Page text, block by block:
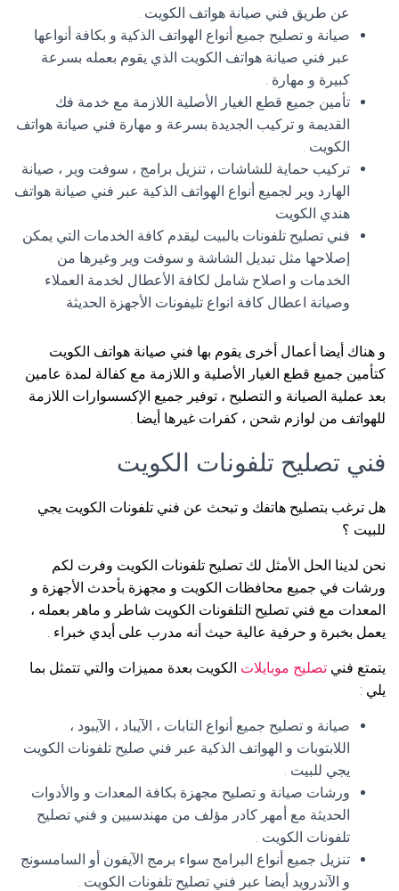
عن طريق فني صيانة هواتف الكويت .
صيانة و تصليح جميع أنواع الهواتف الذكية و بكافة أنواعها
عبر فني صيانة هواتف الكويت الذي يقوم بعمله بسرعة
كبيرة و مهارة .
تأمين جميع قطع الغيار الأصلية اللازمة مع خدمة فك
القديمة و تركيب الجديدة بسرعة و مهارة فني صيانة هواتف
الكويت .
تركيب حماية للشاشات ، تنزيل برامج ، سوفت وير ، صيانة
الهارد وير لجميع أنواع الهواتف الذكية عبر فني صيانة هواتف
هندي الكويت
فني تصليح تلفونات بالبيت ليقدم كافة الخدمات التي يمكن
إصلاحها مثل تبديل الشاشة و سوفت وير وغيرها من
الخدمات و اصلاح شامل لكافة الأعطال لخدمة العملاء
وصيانة اعطال كافة انواع تليفونات الأجهزة الحديثة
و هناك أيضا أعمال أخرى يقوم بها فني صيانة هواتف الكويت
كتأمين جميع قطع الغيار الأصلية و اللازمة مع كفالة لمدة عامين
بعد عملية الصيانة و التصليح ، توفير جميع الإكسسوارات اللازمة
للهواتف من لوازم شحن ، كفرات غيرها أيضا .
فني تصليح تلفونات الكويت
هل ترغب بتصليح هاتفك و تبحث عن فني تلفونات الكويت يجي
للبيت ؟
نحن لدينا الحل الأمثل لك تصليح تلفونات الكويت وفرت لكم
ورشات في جميع محافظات الكويت و مجهزة بأحدث الأجهزة و
المعدات مع فني تصليح التلفونات الكويت شاطر و ماهر بعمله ،
يعمل بخبرة و حرفية عالية حيث أنه مدرب على أيدي خبراء .
يتمتع فني تصليح موبايلات الكويت بعدة مميزات والتي تتمثل بما
يلي :
صيانة و تصليح جميع أنواع التابات ، الآيباد ، الآيبود ،
اللابتوبات و الهواتف الذكية عبر فني صليح تلفونات الكويت
يجي للبيت .
ورشات صيانة و تصليح مجهزة بكافة المعدات و والأدوات
الحديثة مع أمهر كادر مؤلف من مهندسيين و فني تصليح
تلفونات الكويت .
تنزيل جميع أنواع البرامج سواء برمج الآيفون أو السامسونج
و الآندرويد أيضا عبر فني تصليح تلفونات الكويت .